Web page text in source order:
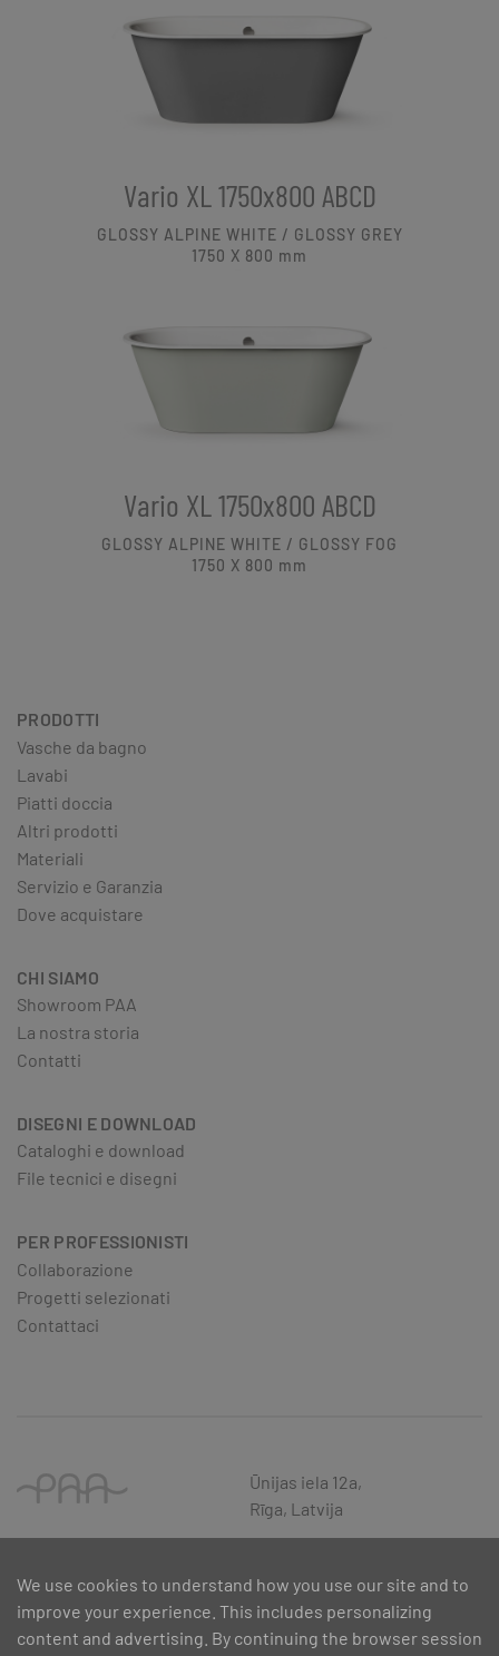
Vario XL 1750x800 ABCD
GLOSSY ALPINE WHITE / GLOSSY GREY
1750 X 800 mm
Vario XL 1750x800 ABCD
GLOSSY ALPINE WHITE / GLOSSY FOG
1750 X 800 mm
PRODOTTI
Vasche da bagno
Lavabi
Piatti doccia
Altri prodotti
Materiali
Servizio e Garanzia
Dove acquistare
CHI SIAMO
Showroom PAA
La nostra storia
Contatti
DISEGNI E DOWNLOAD
Cataloghi e download
File tecnici e disegni
PER PROFESSIONISTI
Collaborazione
Progetti selezionati
Contattaci
Ūnijas iela 12a,
Rīga, Latvija
We use cookies to understand how you use our site and to
improve your experience. This includes personalizing
content and advertising. By continuing the browser session